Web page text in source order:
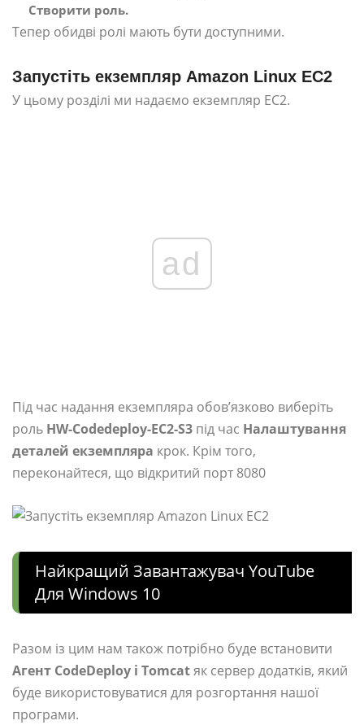
Створити роль.
Тепер обидві ролі мають бути доступними.
Запустіть екземпляр Amazon Linux EC2
У цьому розділі ми надаємо екземпляр EC2.
ad
Під час надання екземпляра обов’язково виберіть
роль HW-Codedeploy-EC2-S3 під час Налаштування
деталей екземпляра крок. Крім того,
переконайтеся, що відкритий порт 8080
Найкращий Завантажувач YouTube
Для Windows 10
Разом із цим нам також потрібно буде встановити
Агент CodeDeploy і Tomcatяк сервер додатків, який
буде використовуватися для розгортання нашої
програми.